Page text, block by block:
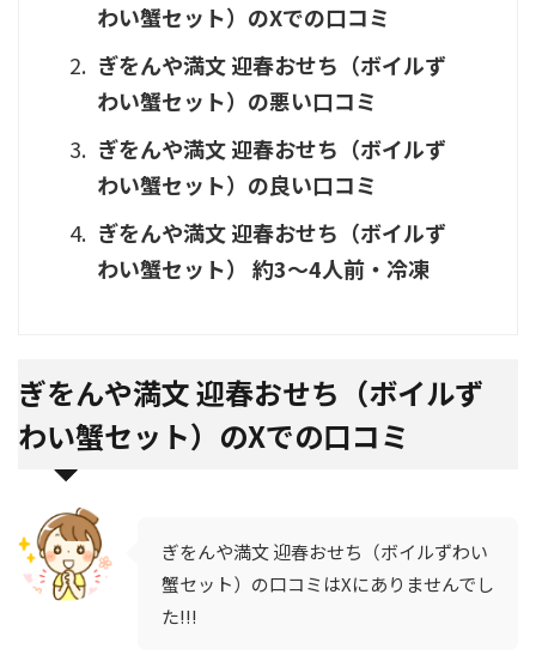
わい蟹セット）のXでの口コミ
ぎをんや満文 迎春おせち（ボイルず
わい蟹セット）の悪い口コミ
ぎをんや満文 迎春おせち（ボイルず
わい蟹セット）の良い口コミ
ぎをんや満文 迎春おせち（ボイルず
わい蟹セット） 約3～4人前・冷凍
ぎをんや満文 迎春おせち（ボイルず
わい蟹セット）のXでの口コミ
ぎをんや満文 迎春おせち（ボイルずわい
蟹セット）の口コミはXにありませんでし
た!!!